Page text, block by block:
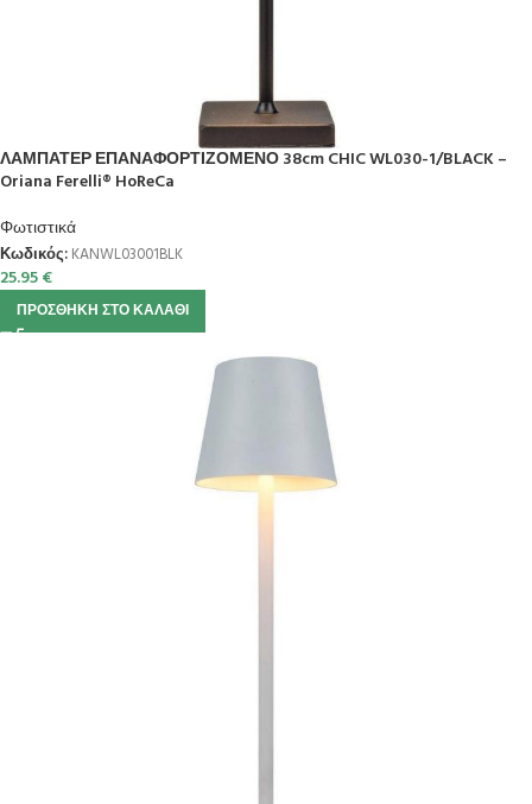
ΛΑΜΠΑΤΕΡ ΕΠΑΝΑΦΟΡΤΙΖΟΜΕΝΟ 38cm CHIC WL030-1/BLACK –
Oriana Ferelli® HoReCa
Φωτιστικά
Κωδικός: KANWL03001BLK
25.95€
ΠΡΟΣΘΉΚΗ ΣΤΟ ΚΑΛΆΘΙ